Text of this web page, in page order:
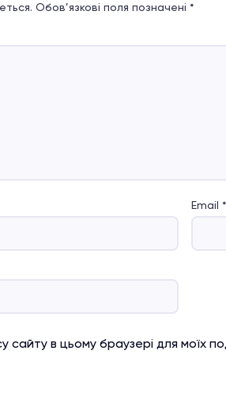
Обов’язкові поля позначені *
Email *
сайту в цьому браузері для моїх